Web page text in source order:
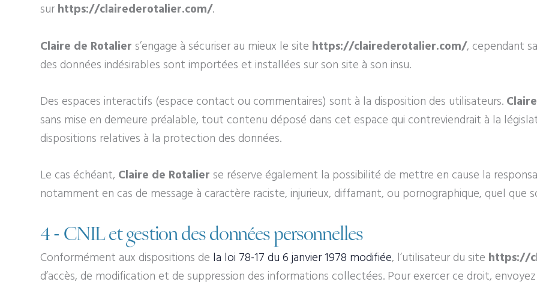
surhttps://clairederotalier.com/.
Claire de Rotalier s’engage à sécuriser au mieux le site https://clairederotalier.com/, cependant
des données indésirables sont importées et installées sur son site à son insu.
Des espaces interactifs (espace contact ou commentaires) sont à la disposition des utilisateurs.
sans mise en demeure préalable, tout contenu déposé dans cet espace qui contreviendrait à la
dispositions relatives à la protection des données.
Le cas échéant, Claire de Rotalier se réserve également la possibilité de mettre en cause la
notamment en cas de message à caractère raciste, injurieux, diffamant, ou pornographique, quel
4 - CNIL et gestion des données personnelles
Conformément aux dispositions de la loi 78-17 du 6 janvier 1978 modifiée, l’utilisateur du site https://
d’accès, de modification et de suppression des informations collectées. Pour exercer ce droit,